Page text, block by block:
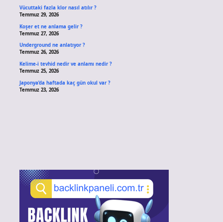
Vücuttaki fazla klor nasıl atılır ?
Temmuz 29, 2026
Koşer et ne anlama gelir ?
Temmuz 27, 2026
Underground ne anlatıyor ?
Temmuz 26, 2026
Kelime-i tevhid nedir ve anlamı nedir ?
Temmuz 25, 2026
Japonya’da haftada kaç gün okul var ?
Temmuz 23, 2026